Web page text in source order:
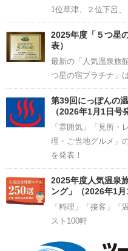
1位草津、２位下呂、
2025年度「５つ星
表）
最新の「人気温泉旅
つ星の宿プラチナ」
第39回にっぽんの
（2026年1月1日号
「雰囲気」「見所・
理・ご当地グルメ」
を発表！
2025年度人気温泉
ング」（2026年1月
「料理」「接客」「
スト100軒